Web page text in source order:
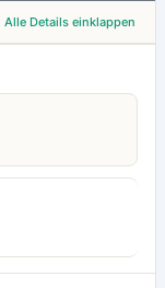
Alle Details einklappen